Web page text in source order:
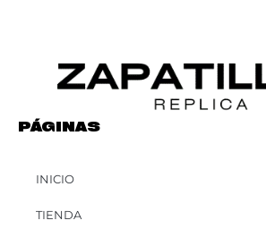
PÁGINAS
INICIO
TIENDA